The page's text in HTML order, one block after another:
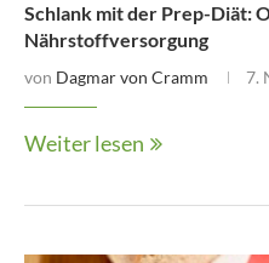
Schlank mit der Prep-Diät:
Nährstoffversorgung
von Dagmar von Cramm 7.
Weiter lesen